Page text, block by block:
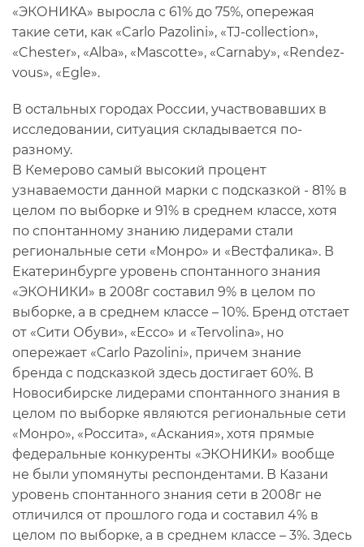
«ЭКОНИКА» выросла с 61% до 75%, опережая
такие сети, как «Carlo Pazolini», «TJ-collection»,
«Chester», «Alba», «Маscotte», «Carnaby», «Rendez-
vous», «Egle».
В остальных городах России, участвовавших в
исследовании, ситуация складывается по-
разному.
В Кемерово самый высокий процент
узнаваемости данной марки с подсказкой - 81% в
целом по выборке и 91% в среднем классе, хотя
по спонтанному знанию лидерами стали
региональные сети «Монро» и «Вестфалика». В
Екатеринбурге уровень спонтанного знания
«ЭКОНИКИ» в 2008г составил 9% в целом по
выборке, а в среднем классе – 10%. Бренд отстает
от «Сити Обуви», «Ecco» и «Tervolina», но
опережает «Carlo Pazolini», причем знание
бренда с подсказкой здесь достигает 60%. В
Новосибирске лидерами спонтанного знания в
целом по выборке являются региональные сети
«Монро», «Россита», «Аскания», хотя прямые
федеральные конкуренты «ЭКОНИКИ» вообще
не были упомянуты респондентами. В Казани
уровень спонтанного знания сети в 2008г не
отличился от прошлого года и составил 4% в
целом по выборке, а в среднем классе – 3%. Здесь